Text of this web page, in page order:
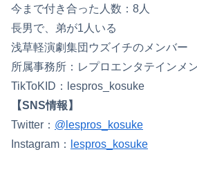
今まで付き合った人数：8人
長男で、弟が1人いる
浅草軽演劇集団ウズイチのメンバー
所属事務所：レプロエンタテインメ
TikToKID：lespros_kosuke
【SNS情報】
Twitter： @lespros_kosuke
Instagram：
lespros_kosuke